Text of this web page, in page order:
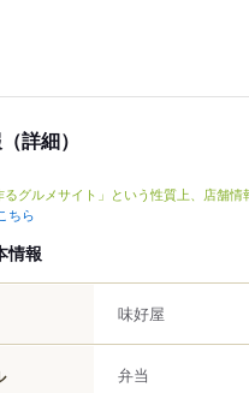
詳細）
るグルメサイト」という性質上、店舗
ちら
情報
味好屋
弁当